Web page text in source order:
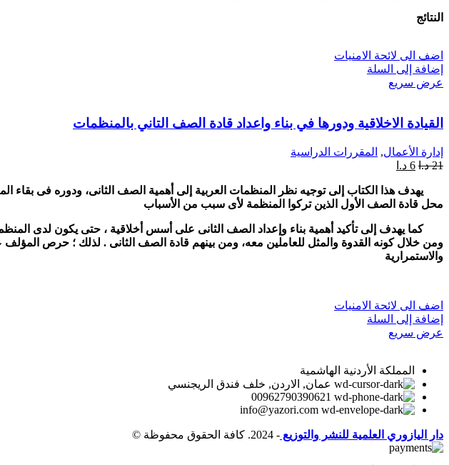
النتائج
اضف الى لائحة الامنيات
إضافة إلى السلة
عرض سريع
القيادة الاخلاقية ودورها في بناء واعداد قادة الصف التاني بالمنظمات
إدارة الأعمال, المقررات الدراسية
21 د.ا 6 د.ا
يهدف هذا الكتاب إلى توجيه نظر المنظمات العربية إلى أهمية الصف الثانى، ودوره فى بقاء
محل قادة الصف الأول الذين تركوا المنظمة لأى سبب من الأسباب
كما يهدف إلى تأكيد أهمية بناء وإعداد الصف الثانى على أسس أخلاقية ، حتى يكون لدى المنظمة
ومن خلال كونه القدوة والمثل للعاملين معه، ومن بينهم قادة الصف الثانى . لذلك ؛ حرص
والاستمرارية
اضف الى لائحة الامنيات
إضافة إلى السلة
عرض سريع
المملكة الأردنية الهاشمية
عمان, الاردن, خلف فندق الريجنسي
00962790390621
info@yazori.com
دار اليازوري العلمية للنشر والتوزيع - 2024. كافة الحقوق محفوظة ©